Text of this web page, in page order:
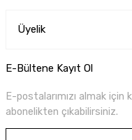
Üyelik
E-Bültene Kayıt Ol
E-postalarımızı almak
abonelikten çıkabilirsiniz.